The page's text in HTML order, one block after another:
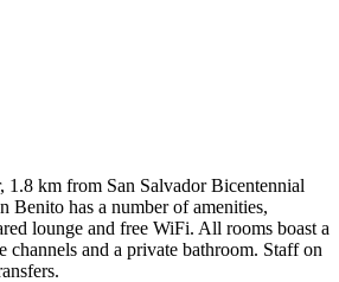
1.8 km from San Salvador Bicentennial
Benito has a number of amenities,
lounge and free WiFi. All rooms boast a
and a private bathroom. Staff on